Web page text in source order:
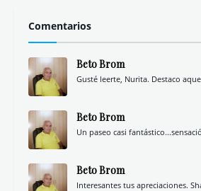
Comentarios
Beto Brom
Gusté leerte, Nurita. Destaco
Beto Brom
Un paseo casi
Beto Brom
Interesantes tus apreciaciones.